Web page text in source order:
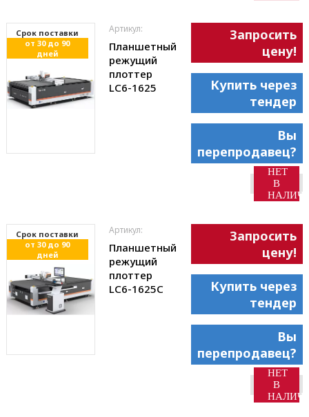
Cрок поставки
от 30 до 90
дней
Артикул:
Планшетный
режущий
плоттер
LC6-1625
Запросить
цену!
Купить через
тендер
Вы
перепродавец?
НЕТ
В
Cрок поставки
от 30 до 90
дней
Артикул:
Планшетный
режущий
плоттер
LC6-1625С
Запросить
цену!
Купить через
тендер
Вы
перепродавец?
НЕТ
В